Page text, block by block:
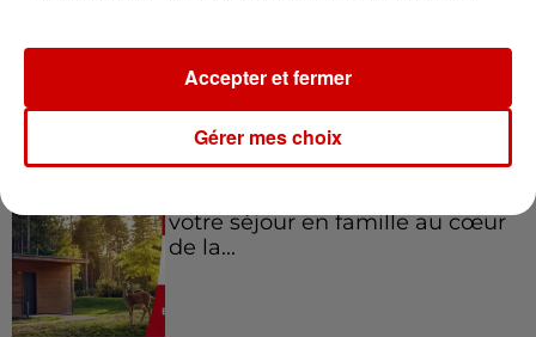
régions !
votre séjour en famille au cœur
de la...
Gérer mes choix
Accepter et fermer